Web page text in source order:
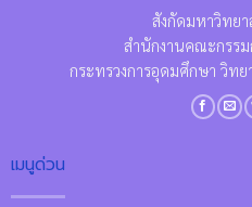
สังกัดมหาวิทย
สำนักงานคณะกรร
กระทรวงการอุดมศึกษา วิท
เมนูด่วน